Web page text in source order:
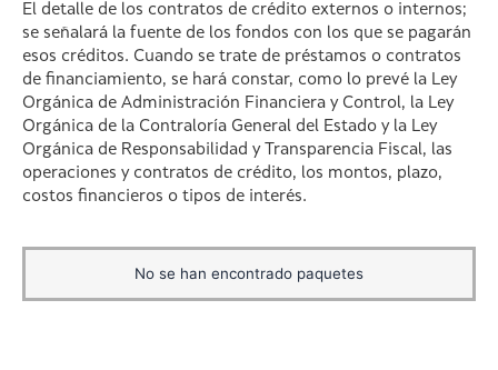
El detalle de los contratos de crédito externos o internos;
se señalará la fuente de los fondos con los que se pagarán
esos créditos. Cuando se trate de préstamos o contratos
de financiamiento, se hará constar, como lo prevé la Ley
Orgánica de Administración Financiera y Control, la Ley
Orgánica de la Contraloría General del Estado y la Ley
Orgánica de Responsabilidad y Transparencia Fiscal, las
operaciones y contratos de crédito, los montos, plazo,
costos financieros o tipos de interés.
No se han encontrado paquetes